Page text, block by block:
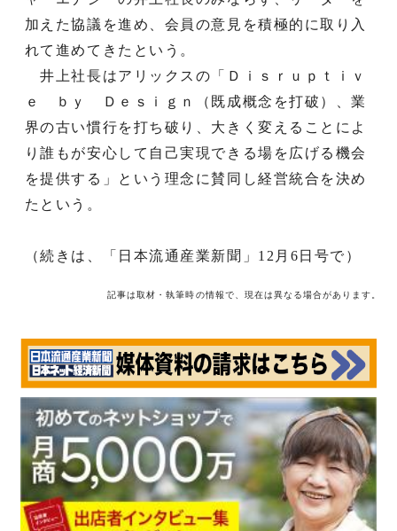
加えた協議を進め、会員の意見を積極的に取り入
れて進めてきたという。
井上社長はアリックスの「Ｄｉｓｒｕｐｔｉｖ
ｅ ｂｙ Ｄｅｓｉｇｎ（既成概念を打破）、業
界の古い慣行を打ち破り、大きく変えることによ
り誰もが安心して自己実現できる場を広げる機会
を提供する」という理念に賛同し経営統合を決め
たという。
（続きは、「日本流通産業新聞」12月6日号で）
記事は取材・執筆時の情報で、現在は異なる場合があります。